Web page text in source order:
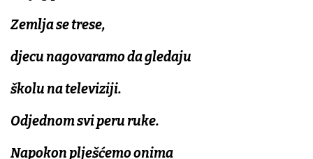
Zemlja se trese,
djecu nagovaramo da gledaju
školu na televiziji.
Odjednom svi peru ruke.
Napokon plješćemo onima